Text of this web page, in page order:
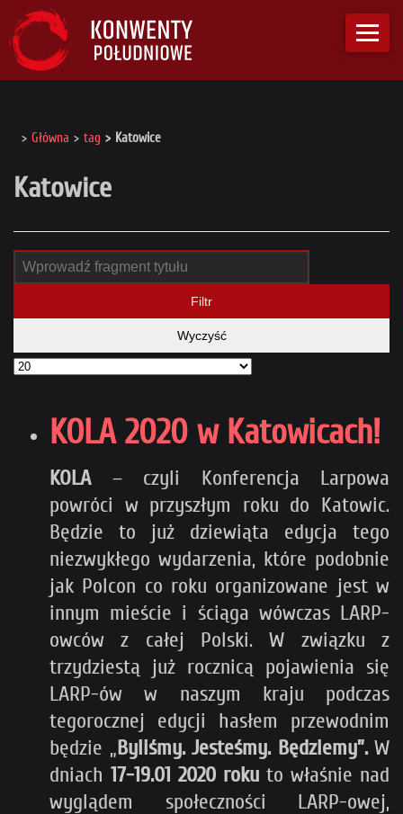
Główna tag Katowice
Katowice
Filtr
Wyczyść
KOLA 2020 w Katowicach!
KOLA– czyli Konferencja Larpowa
powróci w przyszłym roku do Katowic.
Będzie to już dziewiąta edycja tego
niezwykłego wydarzenia, które podobnie
jak Polcon co roku organizowane jest w
innym mieście i ściąga wówczas LARP-
owców z całej Polski. W związku z
trzydziestą już rocznicą pojawienia się
LARP-ów w naszym kraju podczas
tegorocznej edycji hasłem przewodnim
będzie „Byliśmy. Jesteśmy. Będziemy”.W
dniach 17-19.01 2020 roku to właśnie nad
wyglądem społeczności LARP-owej,